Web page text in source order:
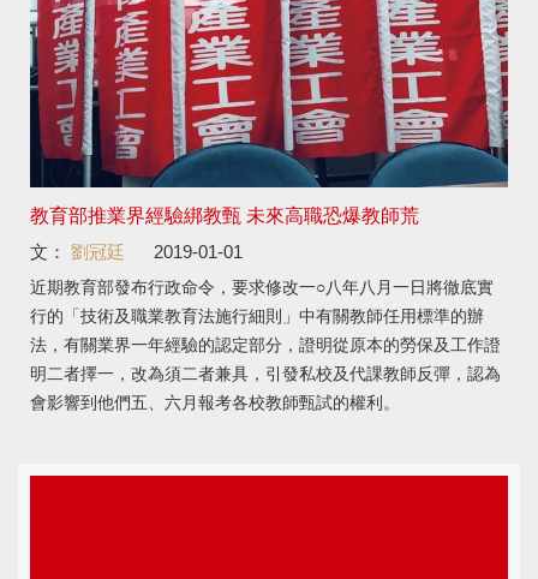
教育部推業界經驗綁教甄 未來高職恐爆教師荒
文： 劉冠廷 2019-01-01
近期教育部發布行政命令，要求修改一○八年八月一日將徹底實
行的「技術及職業教育法施行細則」中有關教師任用標準的辦
法，有關業界一年經驗的認定部分，證明從原本的勞保及工作證
明二者擇一，改為須二者兼具，引發私校及代課教師反彈，認為
會影響到他們五、六月報考各校教師甄試的權利。